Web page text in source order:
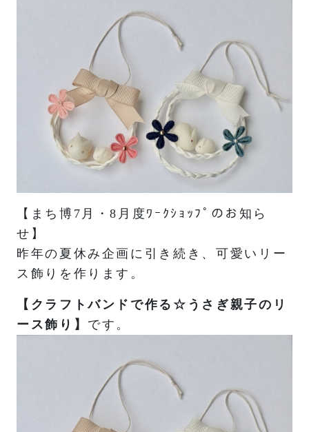
【まち博7月・8月度ﾜｰｸｼｮｯﾌﾟのお知ら
せ】
昨年の夏休み企画に引き続き、可愛いリー
ス飾りを作ります。
【クラフトバンドで作る☆うさぎ親子のリ
ース飾り】 です。